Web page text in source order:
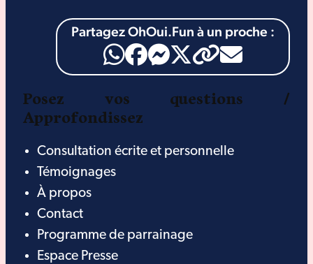
Partagez OhOui.Fun à un proche :
Posez vos questions /
Approfondissez
Consultation écrite et personnelle
Témoignages
À propos
Contact
Programme de parrainage
Espace Presse